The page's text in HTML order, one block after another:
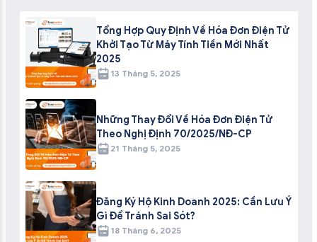
Tổng Hợp Quy Định Về Hóa Đơn Điện Tử
Khởi Tạo Từ Máy Tính Tiền Mới Nhất
2025
13 Tháng 5, 2025
Những Thay Đổi Về Hóa Đơn Điện Tử
Theo Nghị Định 70/2025/NĐ-CP
21 Tháng 5, 2025
Đăng Ký Hộ Kinh Doanh 2025: Cần Lưu Ý
Gì Để Tránh Sai Sót?
18 Tháng 6, 2025